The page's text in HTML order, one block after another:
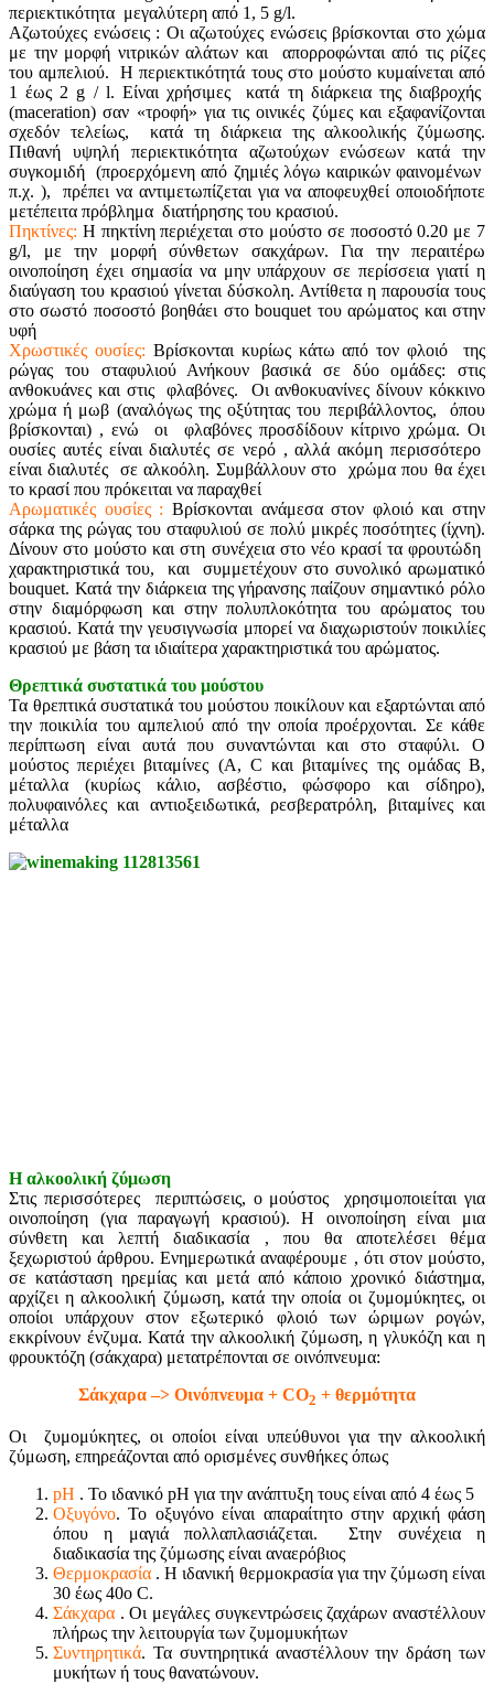
περιεκτικότητα μεγαλύτερη από 1, 5 g/l.
Αζωτούχες ενώσεις : Οι αζωτούχες ενώσεις βρίσκονται στο χώμα
με την μορφή νιτρικών αλάτων και απορροφώνται από τις ρίζες
του αμπελιού. Η περιεκτικότητά τους στο μούστο κυμαίνεται από
1 έως 2 g / l. Είναι χρήσιμες κατά τη διάρκεια της διαβροχής
(maceration) σαν «τροφή» για τις οινικές ζύμες και εξαφανίζονται
σχεδόν τελείως, κατά τη διάρκεια της αλκοολικής ζύμωσης.
Πιθανή υψηλή περιεκτικότητα αζωτούχων ενώσεων κατά την
συγκομιδή (προερχόμενη από ζημιές λόγω καιρικών φαινομένων
π.χ. ), πρέπει να αντιμετωπίζεται για να αποφευχθεί οποιοδήποτε
μετέπειτα πρόβλημα διατήρησης του κρασιού.
Πηκτίνες: Η πηκτίνη περιέχεται στο μούστο σε ποσοστό 0.20 με 7
g/l, με την μορφή σύνθετων σακχάρων. Για την περαιτέρω
οινοποίηση έχει σημασία να μην υπάρχουν σε περίσσεια γιατί η
διαύγαση του κρασιού γίνεται δύσκολη. Αντίθετα η παρουσία τους
στο σωστό ποσοστό βοηθάει στο bouquet του αρώματος και στην
υφή
Χρωστικές ουσίες: Βρίσκονται κυρίως κάτω από τον φλοιό της
ρώγας του σταφυλιού Ανήκουν βασικά σε δύο ομάδες: στις
ανθοκυάνες και στις φλαβόνες. Οι ανθοκυανίνες δίνουν κόκκινο
χρώμα ή μωβ (αναλόγως της οξύτητας του περιβάλλοντος, όπου
βρίσκονται) , ενώ οι φλαβόνες προσδίδουν κίτρινο χρώμα. Οι
ουσίες αυτές είναι διαλυτές σε νερό , αλλά ακόμη περισσότερο
είναι διαλυτές σε αλκοόλη. Συμβάλλουν στο χρώμα που θα έχει
το κρασί που πρόκειται να παραχθεί
Αρωματικές ουσίες : Βρίσκονται ανάμεσα στον φλοιό και στην
σάρκα της ρώγας του σταφυλιού σε πολύ μικρές ποσότητες (ίχνη).
Δίνουν στο μούστο και στη συνέχεια στο νέο κρασί τα φρουτώδη
χαρακτηριστικά του, και συμμετέχουν στο συνολικό αρωματικό
bouquet. Κατά την διάρκεια της γήρανσης παίζουν σημαντικό ρόλο
στην διαμόρφωση και στην πολυπλοκότητα του αρώματος του
κρασιού. Κατά την γευσιγνωσία μπορεί να διαχωριστούν ποικιλίες
κρασιού με βάση τα ιδιαίτερα χαρακτηριστικά του αρώματος.
Θρεπτικά συστατικά του μούστου
Τα θρεπτικά συστατικά του μούστου ποικίλουν και εξαρτώνται από
την ποικιλία του αμπελιού από την οποία προέρχονται. Σε κάθε
περίπτωση είναι αυτά που συναντώνται και στο σταφύλι. Ο
μούστος περιέχει βιταμίνες (Α, C και βιταμίνες της ομάδας Β,
μέταλλα (κυρίως κάλιο, ασβέστιο, φώσφορο και σίδηρο),
πολυφαινόλες και αντιοξειδωτικά, ρεσβερατρόλη, βιταμίνες και
μέταλλα
Η αλκοολική ζύμωση
Στις περισσότερες περιπτώσεις, ο μούστος χρησιμοποιείται για
οινοποίηση (για παραγωγή κρασιού). Η οινοποίηση είναι μια
σύνθετη και λεπτή διαδικασία , που θα αποτελέσει θέμα
ξεχωριστού άρθρου. Ενημερωτικά αναφέρουμε , ότι στον μούστο,
σε κατάσταση ηρεμίας και μετά από κάποιο χρονικό διάστημα,
αρχίζει η αλκοολική ζύμωση, κατά την οποία οι ζυμομύκητες, οι
οποίοι υπάρχουν στον εξωτερικό φλοιό των ώριμων ρογών,
εκκρίνουν ένζυμα. Κατά την αλκοολική ζύμωση, η γλυκόζη και η
φρουκτόζη (σάκχαρα) μετατρέπονται σε οινόπνευμα:
Σάκχαρα –> Οινόπνευμα + CO2 + θερμότητα
Οι ζυμομύκητες, οι οποίοι είναι υπεύθυνοι για την αλκοολική
ζύμωση, επηρεάζονται από ορισμένες συνθήκες όπως
pH . Το ιδανικό pH για την ανάπτυξη τους είναι από 4 έως 5
Οξυγόνο. Το οξυγόνο είναι απαραίτητο στην αρχική φάση
όπου η μαγιά πολλαπλασιάζεται. Στην συνέχεια η
διαδικασία της ζύμωσης είναι αναερόβιος
Θερμοκρασία . Η ιδανική θερμοκρασία για την ζύμωση είναι
30 έως 40ο C.
Σάκχαρα . Οι μεγάλες συγκεντρώσεις ζαχάρων αναστέλλουν
πλήρως την λειτουργία των ζυμομυκήτων
Συντηρητικά. Τα συντηρητικά αναστέλλουν την δράση των
μυκήτων ή τους θανατώνουν.